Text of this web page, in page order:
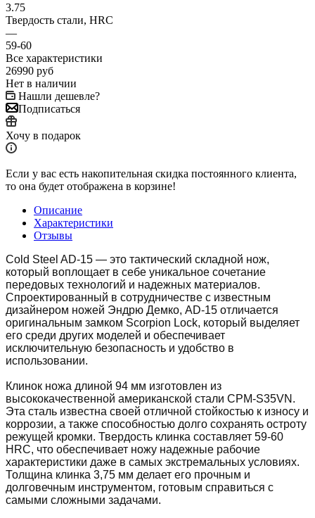
3.75
Твердость стали, HRC
—
59-60
Все характеристики
26990 руб
Нет в наличии
Нашли дешевле?
Подписаться
Хочу в подарок
Если у вас есть накопительная скидка постоянного клиента,
то она будет отображена в корзине!
Описание
Характеристики
Отзывы
Cold Steel AD-15 — это тактический складной нож,
который воплощает в себе уникальное сочетание
передовых технологий и надежных материалов.
Спроектированный в сотрудничестве с известным
дизайнером ножей Эндрю Демко, AD-15 отличается
оригинальным замком Scorpion Lock, который выделяет
его среди других моделей и обеспечивает
исключительную безопасность и удобство в
использовании.
Клинок ножа длиной 94 мм изготовлен из
высококачественной американской стали CPM-S35VN.
Эта сталь известна своей отличной стойкостью к износу и
коррозии, а также способностью долго сохранять остроту
режущей кромки. Твердость клинка составляет 59-60
HRC, что обеспечивает ножу надежные рабочие
характеристики даже в самых экстремальных условиях.
Толщина клинка 3,75 мм делает его прочным и
долговечным инструментом, готовым справиться с
самыми сложными задачами.